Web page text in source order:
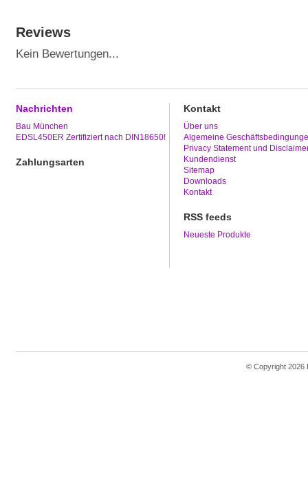
Reviews
Kein Bewertungen...
Nachrichten
Bau München
EDSL450ER Zertifiziert nach DIN18650!
Zahlungsarten
Kontakt
Über uns
Algemeine
Privacy Statement und
Kundendienst
Sitemap
Downloads
Kontakt
RSS feeds
Neueste Produkte
© Copyright 2026